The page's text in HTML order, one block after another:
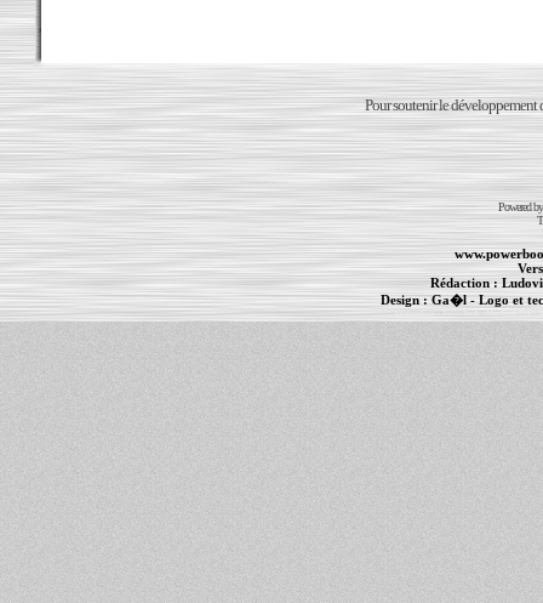
Pour soutenir le développement
Powered
Rédaction :
Design :Ga�l- Logo et
Informations :